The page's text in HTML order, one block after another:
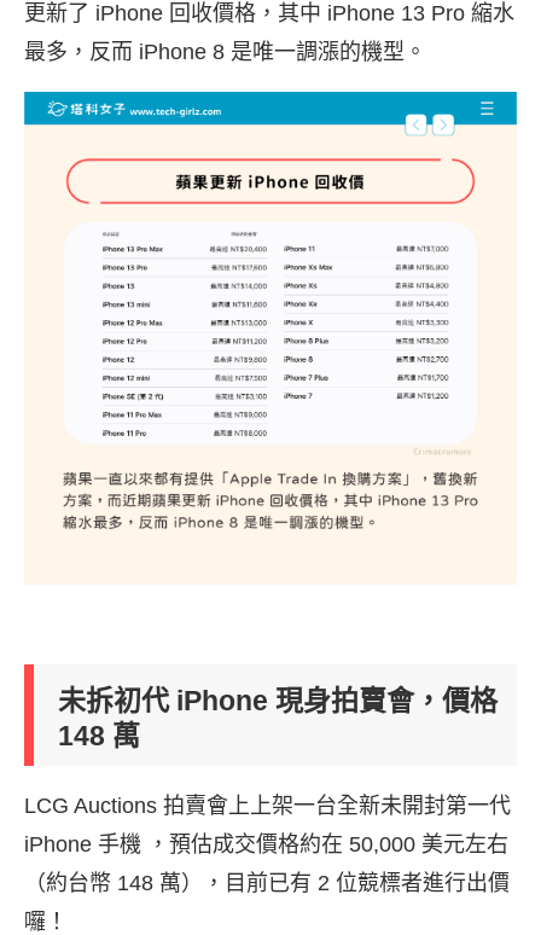
更新了 iPhone 回收價格，其中 iPhone 13 Pro 縮水
最多，反而 iPhone 8 是唯一調漲的機型。
未拆初代 iPhone 現身拍賣會，價格
148 萬
LCG Auctions 拍賣會上上架一台全新未開封第一代
iPhone 手機 ，預估成交價格約在 50,000 美元左右
（約台幣 148 萬），目前已有 2 位競標者進行出價
囉！